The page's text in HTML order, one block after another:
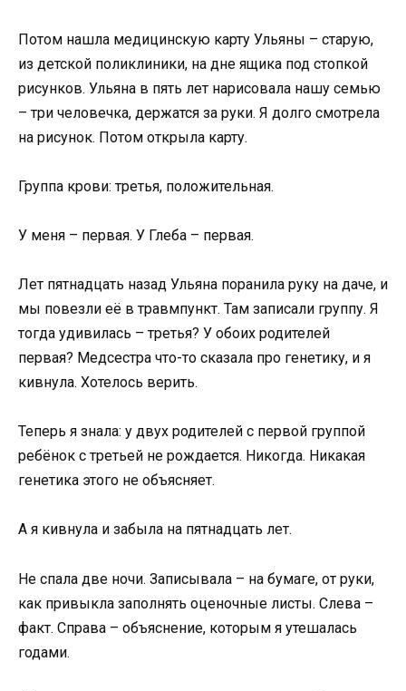
Потом нашла медицинскую карту Ульяны – старую,
из детской поликлиники, на дне ящика под стопкой
рисунков. Ульяна в пять лет нарисовала нашу семью
– три человечка, держатся за руки. Я долго смотрела
на рисунок. Потом открыла карту.
Группа крови: третья, положительная.
У меня – первая. У Глеба – первая.
Лет пятнадцать назад Ульяна поранила руку на даче, и
мы повезли её в травмпункт. Там записали группу. Я
тогда удивилась – третья? У обоих родителей
первая? Медсестра что-то сказала про генетику, и я
кивнула. Хотелось верить.
Теперь я знала: у двух родителей с первой группой
ребёнок с третьей не рождается. Никогда. Никакая
генетика этого не объясняет.
А я кивнула и забыла на пятнадцать лет.
Не спала две ночи. Записывала – на бумаге, от руки,
как привыкла заполнять оценочные листы. Слева –
факт. Справа – объяснение, которым я утешалась
годами.